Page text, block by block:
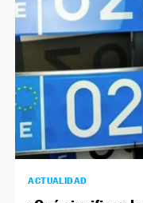
ACTUALIDAD